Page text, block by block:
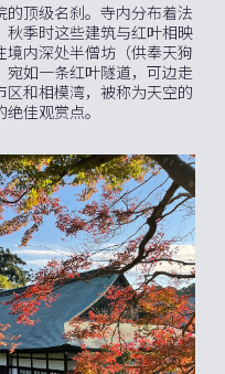
的顶级名刹。寺内分布着法
秋季时这些建筑与红叶相映
内深处半僧坊（供奉天狗
如一条红叶隧道，可边走
和相模湾，被称为天空的
佳观赏点。